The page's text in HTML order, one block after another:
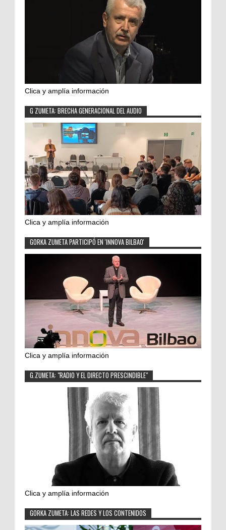
Clica y amplía información
G ZUMETA: BRECHA GENERACIONAL DEL AUDIO
Clica y amplía información
GORKA ZUMETA PARTICIPÓ EN 'INNOVA BILBAO'
Clica y amplía información
G.ZUMETA: "RADIO Y EL DIRECTO PRESCINDIBLE"
Clica y amplía información
GORKA ZUMETA: LAS REDES Y LOS CONTENIDOS